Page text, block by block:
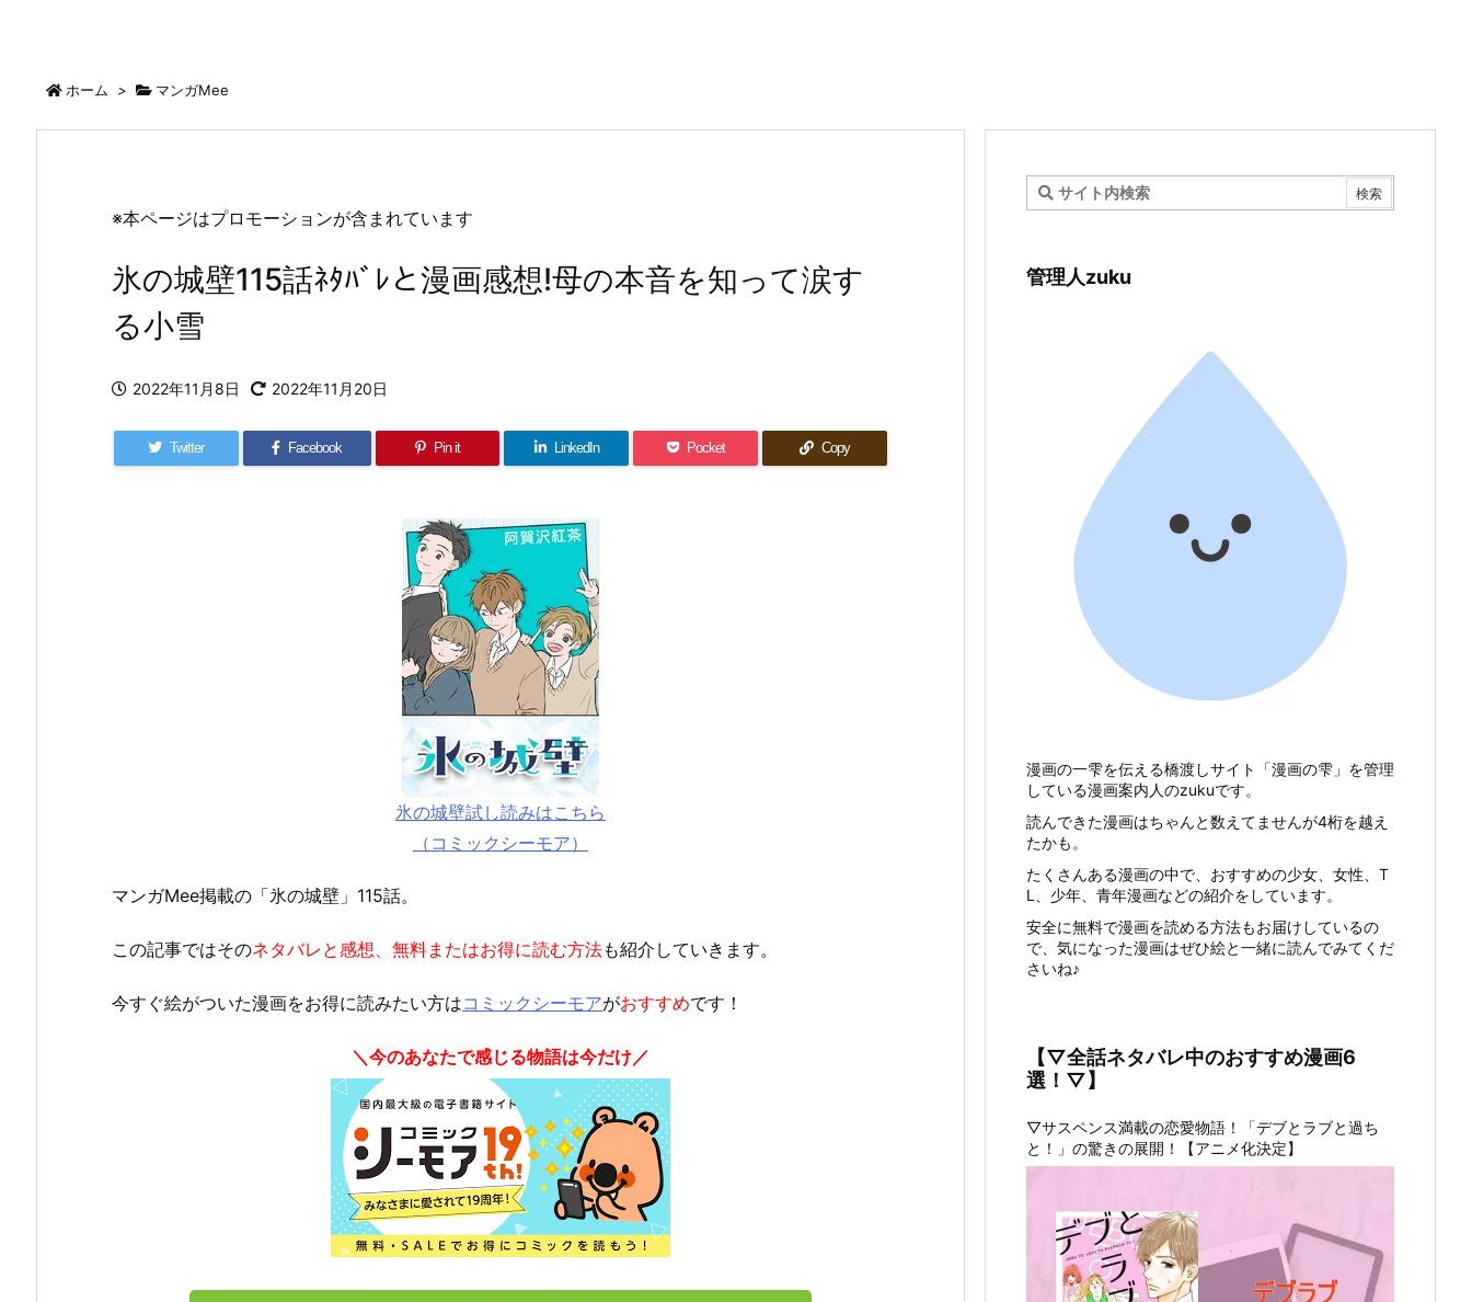
ホーム > マンガMee
※本ページはプロモーションが含まれています
氷の城壁115話ﾈﾀﾊﾞﾚと漫画感想!母の本音を知って涙す
る小雪
2022年11月8日 2022年11月20日
Twitter Facebook Pin it LinkedIn Pocket Copy
氷の城壁試し読みはこちら
（コミックシーモア）
マンガMee掲載の「氷の城壁」115話。
この記事ではそのネタバレと感想、無料またはお得に読む方法も紹介していきます。
今すぐ絵がついた漫画をお得に読みたい方はコミックシーモアがおすすめです！
＼今のあなたで感じる物語は今だけ／
管理人zuku
漫画の一雫を伝える橋渡しサイト「漫画の雫」を管理
している漫画案内人のzukuです。
読んできた漫画はちゃんと数えてませんが4桁を越え
たかも。
たくさんある漫画の中で、おすすめの少女、女性、T
L、少年、青年漫画などの紹介をしています。
安全に無料で漫画を読める方法もお届けしているの
で、気になった漫画はぜひ絵と一緒に読んでみてくだ
さいね♪
【▽全話ネタバレ中のおすすめ漫画6
選！▽】
▽サスペンス満載の恋愛物語！「デブとラブと過ち
と！」の驚きの展開！【アニメ化決定】